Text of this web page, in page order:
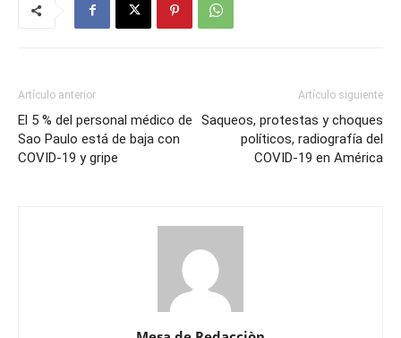
Artículo anterior
El 5 % del personal médico de
Sao Paulo está de baja con
COVID-19 y gripe
Artículo siguiente
Saqueos, protestas y choques
políticos, radiografía del
COVID-19 en América